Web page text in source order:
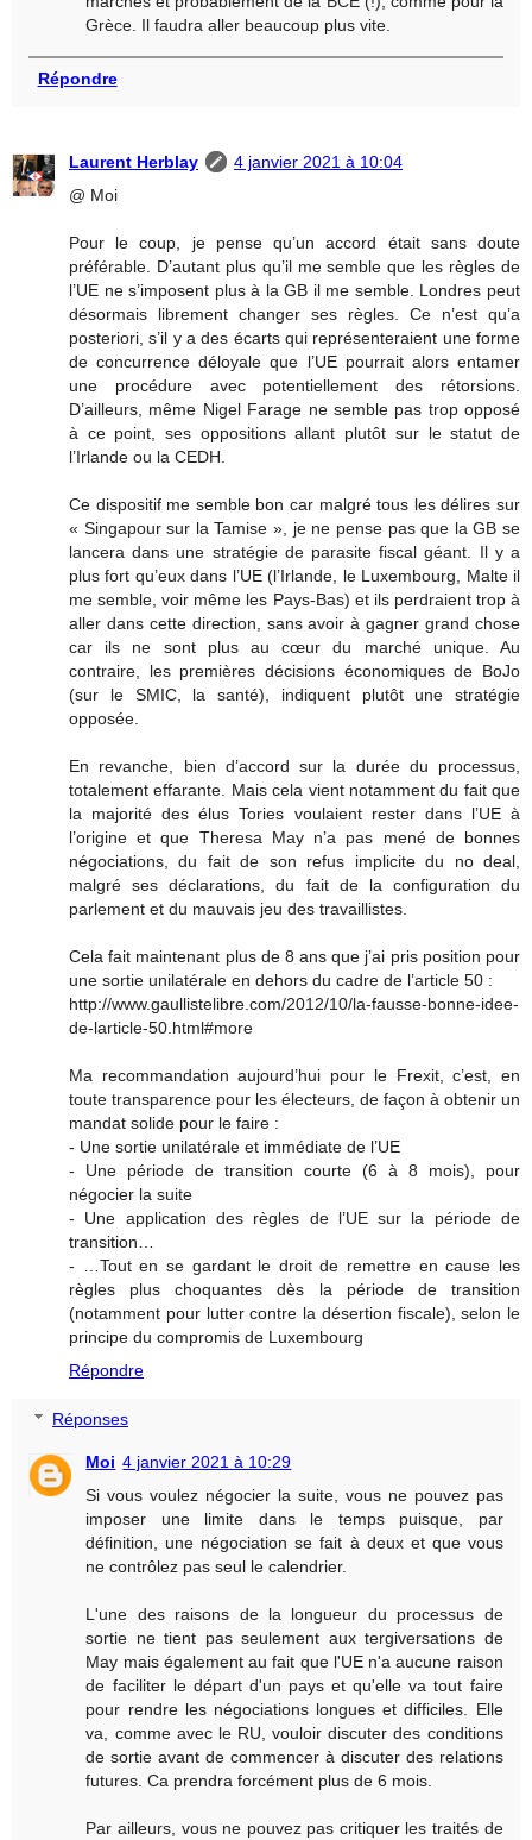
Grèce. Il faudra aller beaucoup plus vite.
Répondre
Laurent Herblay
4 janvier 2021 à 10:04
@ Moi
Pour le coup, je pense qu’un accord était sans doute
préférable. D’autant plus qu’il me semble que les règles de
l’UE ne s’imposent plus à la GB il me semble. Londres peut
désormais librement changer ses règles. Ce n’est qu’a
posteriori, s’il y a des écarts qui représenteraient une forme
de concurrence déloyale que l’UE pourrait alors entamer
une procédure avec potentiellement des rétorsions.
D’ailleurs, même Nigel Farage ne semble pas trop opposé
à ce point, ses oppositions allant plutôt sur le statut de
l’Irlande ou la CEDH.
Ce dispositif me semble bon car malgré tous les délires sur
« Singapour sur la Tamise », je ne pense pas que la GB se
lancera dans une stratégie de parasite fiscal géant. Il y a
plus fort qu’eux dans l’UE (l’Irlande, le Luxembourg, Malte il
me semble, voir même les Pays-Bas) et ils perdraient trop à
aller dans cette direction, sans avoir à gagner grand chose
car ils ne sont plus au cœur du marché unique. Au
contraire, les premières décisions économiques de BoJo
(sur le SMIC, la santé), indiquent plutôt une stratégie
opposée.
En revanche, bien d’accord sur la durée du processus,
totalement effarante. Mais cela vient notamment du fait que
la majorité des élus Tories voulaient rester dans l’UE à
l’origine et que Theresa May n’a pas mené de bonnes
négociations, du fait de son refus implicite du no deal,
malgré ses déclarations, du fait de la configuration du
parlement et du mauvais jeu des travaillistes.
Cela fait maintenant plus de 8 ans que j’ai pris position pour
une sortie unilatérale en dehors du cadre de l’article 50 :
http://www.gaullistelibre.com/2012/10/la-fausse-bonne-idee-
de-larticle-50.html#more
Ma recommandation aujourd’hui pour le Frexit, c’est, en
toute transparence pour les électeurs, de façon à obtenir un
mandat solide pour le faire :
- Une sortie unilatérale et immédiate de l’UE
- Une période de transition courte (6 à 8 mois), pour
négocier la suite
- Une application des règles de l’UE sur la période de
transition…
- …Tout en se gardant le droit de remettre en cause les
règles plus choquantes dès la période de transition
(notamment pour lutter contre la désertion fiscale), selon le
principe du compromis de Luxembourg
Répondre
Réponses
Moi 4 janvier 2021 à 10:29
Si vous voulez négocier la suite, vous ne pouvez pas
imposer une limite dans le temps puisque, par
définition, une négociation se fait à deux et que vous
ne contrôlez pas seul le calendrier.
L'une des raisons de la longueur du processus de
sortie ne tient pas seulement aux tergiversations de
May mais également au fait que l'UE n'a aucune raison
de faciliter le départ d'un pays et qu'elle va tout faire
pour rendre les négociations longues et difficiles. Elle
va, comme avec le RU, vouloir discuter des conditions
de sortie avant de commencer à discuter des relations
futures. Ca prendra forcément plus de 6 mois.
Par ailleurs, vous ne pouvez pas critiquer les traités de